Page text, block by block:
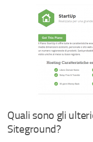
Quali sono gli
Siteground?